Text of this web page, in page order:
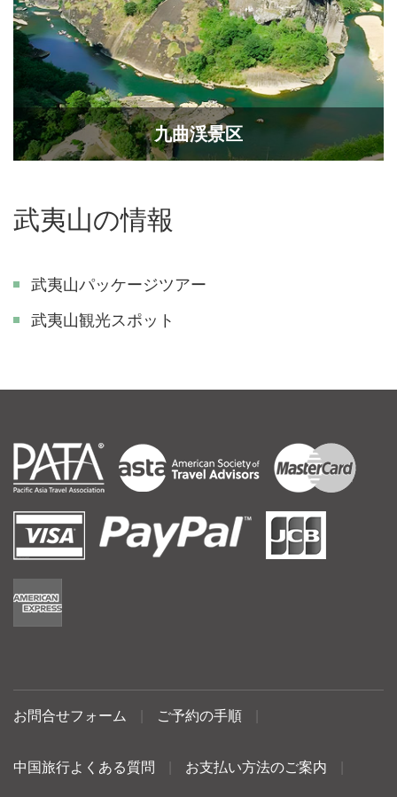
九曲渓景区
武夷山の情報
武夷山パッケージツアー
武夷山観光スポット
お問合せフォーム ご予約の手順
中国旅行よくある質問 お支払い方法のご案内